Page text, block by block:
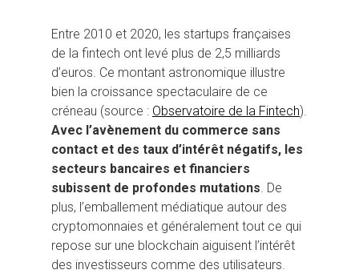
Entre 2010 et 2020, les startups françaises
de la fintech ont levé plus de 2,5 milliards
d’euros. Ce montant astronomique illustre
bien la croissance spectaculaire de ce
créneau (source : Observatoire de la Fintech).
Avec l’avènement du commerce sans
contact et des taux d’intérêt négatifs, les
secteurs bancaires et financiers
subissent de profondes mutations. De
plus, l’emballement médiatique autour des
cryptomonnaies et généralement tout ce qui
repose sur une blockchain aiguisent l’intérêt
des investisseurs comme des utilisateurs.